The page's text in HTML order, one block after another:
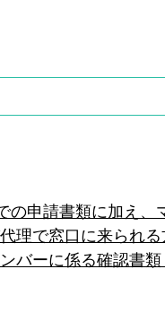
の申請書類に加え、
理で窓口に来られ
バーに係る確認書